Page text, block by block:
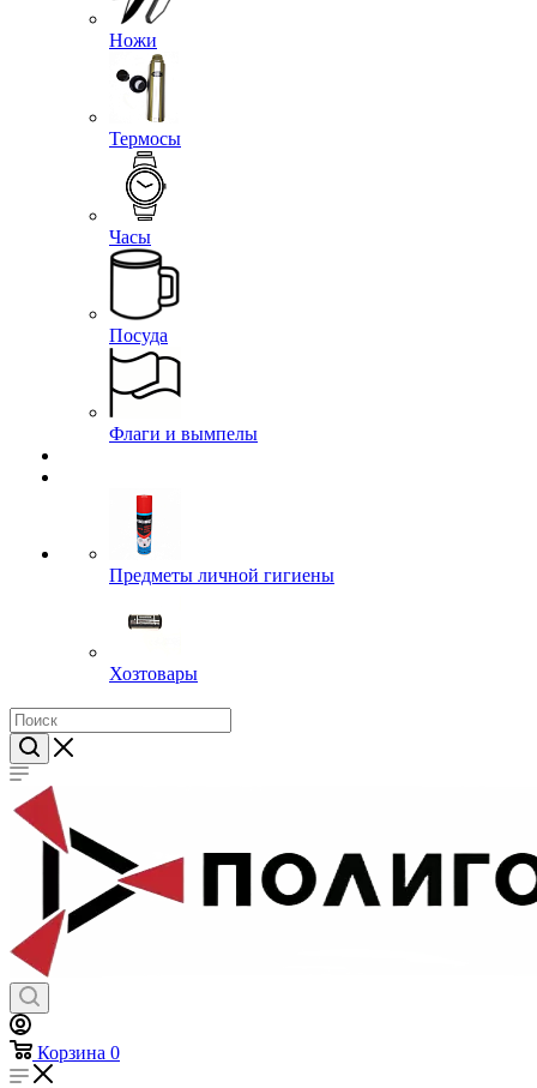
Канцелярия и обложки для документов
Ножи
Термосы
Часы
Посуда
Флаги и вымпелы
Предметы личной гигиены